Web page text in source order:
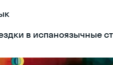
в испаноязычные